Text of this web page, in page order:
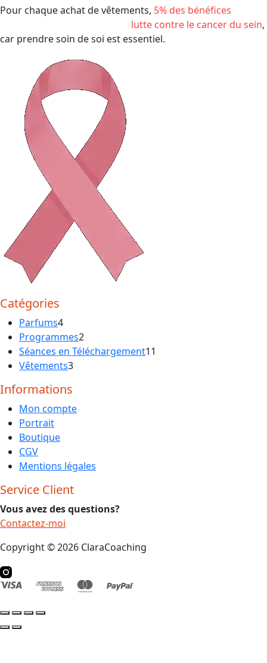
Pour chaque achat de vêtements, 5% des bénéfices
lutte contre le cancer du sein,
car prendre soin de soi est essentiel.
Catégories
Parfums44
produits
Programmes2
produits
Séances en Téléchargement11
Vêtements33
Informations
Mon compte
Portrait
Boutique
CGV
Mentions légales
Service Client
Vous avez des questions?
Contactez-moi
Copyright © 2026 ClaraCoaching